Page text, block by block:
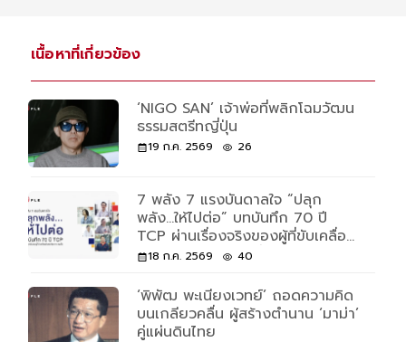
เนื้อหาที่เกี่ยวข้อง
‘NIGO SAN’ เจ้าพ่อที่พลิกโฉมวัฒน
ธรรมสตรีทญี่ปุ่น
19 ก.ค. 2569 26
7 พลัง 7 แรงบันดาลใจ “ปลุก
พลัง...ให้ไปต่อ” บทบันทึก 70 ปี
TCP ผ่านเรื่องจริงของผู้ที่ขับเคลื่อน
ด้วยพลังและความเชื่อ
18 ก.ค. 2569 40
‘พิพัฒ พะเนียงเวทย์’ ถอดความคิด
บนเกลียวคลื่น ผู้สร้างตำนาน ‘มาม่า’
คู่แผ่นดินไทย